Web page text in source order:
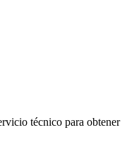
técnico para obtener